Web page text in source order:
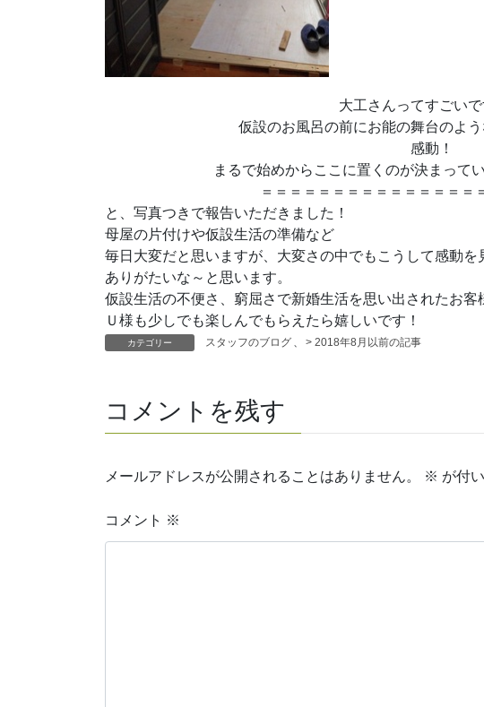
大工さんってすごいで
仮設のお風呂の前にお能の舞台のよう
感動！
まるで始めからここに置くのが決まって
＝＝＝＝＝＝＝＝＝＝＝＝＝＝＝
と、写真つきで報告いただきました！
母屋の片付けや仮設生活の準備など
毎日大変だと思いますが、大変さの中でもこうして感動を
ありがたいな～と思います。
仮設生活の不便さ、窮屈さで新婚生活を思い出されたお客
Ｕ様も少しでも楽しんでもらえたら嬉しいです！
カテゴリー スタッフのブログ > 2018年8月以前の記事
コメントを残す
メールアドレスが公開されることはありません。 ※ が付
コメント ※